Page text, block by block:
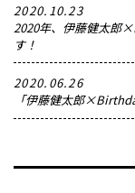
2020.10.23
2020年、伊藤健太郎
す！
2020.06.26
「伊藤健太郎